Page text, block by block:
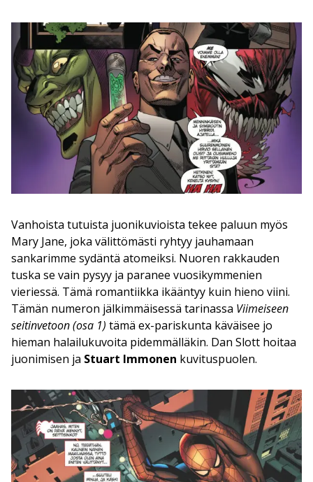
Vanhoista tutuista juonikuvioista tekee paluun myös
Mary Jane, joka välittömästi ryhtyy jauhamaan
sankarimme sydäntä atomeiksi. Nuoren rakkauden
tuska se vain pysyy ja paranee vuosikymmenien
vieriessä. Tämä romantiikka ikääntyy kuin hieno viini.
Tämän numeron jälkimmäisessä tarinassa Viimeiseen
seitinvetoon (osa 1) tämä ex-pariskunta käväisee jo
hieman halailukuvoita pidemmälläkin. Dan Slott hoitaa
juonimisen ja Stuart Immonen kuvituspuolen.